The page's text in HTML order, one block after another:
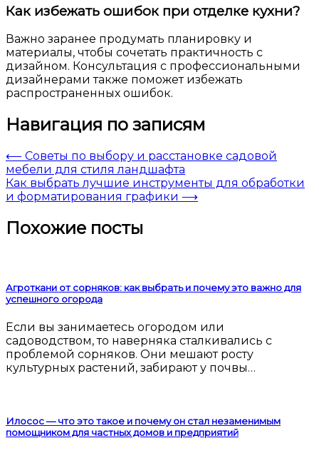
Как избежать ошибок при отделке кухни?
Важно заранее продумать планировку и
материалы, чтобы сочетать практичность с
дизайном. Консультация с профессиональными
дизайнерами также поможет избежать
распространенных ошибок.
Навигация по записям
⟵ Советы по выбору и расстановке садовой
мебели для стиля ландшафта
Как выбрать лучшие инструменты для обработки
и форматирования графики ⟶
Похожие посты
Агроткани от сорняков: как выбрать и почему это важно для
успешного огорода
Если вы занимаетесь огородом или
садоводством, то наверняка сталкивались с
проблемой сорняков. Они мешают росту
культурных растений, забирают у почвы…
Илосос — что это такое и почему он стал незаменимым
помощником для частных домов и предприятий